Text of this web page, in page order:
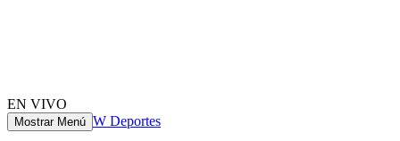
EN VIVO
Mostrar Menú W Deportes